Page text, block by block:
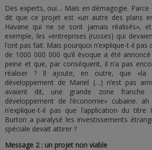
Des experts, oui… Mais en démagogie. Parce
dit que ce projet est «un autre des plans
Havane qui ne se sont jamais réalisés»,
exemple, les «entreprises (russes) qui
l’ont pas fait. Mais pourquoi n’explique-t-il pas
de 1000 000 000 qu’il évoque a été
peine et que, par conséquent, il n’a pas
réaliser ? Il ajoute, en outre, que «la
développement de Mariel (…) n’est pas
avaient dit, une grande zone franche
développement de l’économie» cubaine.
n’explique-t-il pas que l’application du
Burton a paralysé les investissements
spéciale devait attirer ?
Message 2 : un projet non viable